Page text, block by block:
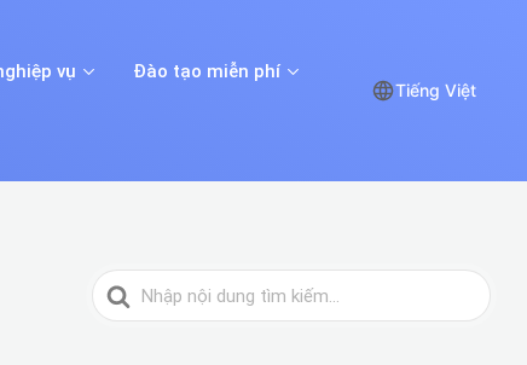
vụ
Đào tạo miễn phí
Tiếng Việt
Tìm
kiếm